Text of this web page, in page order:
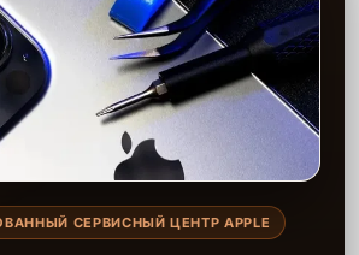
СЕРВИСНЫЙ ЦЕНТР APPLE